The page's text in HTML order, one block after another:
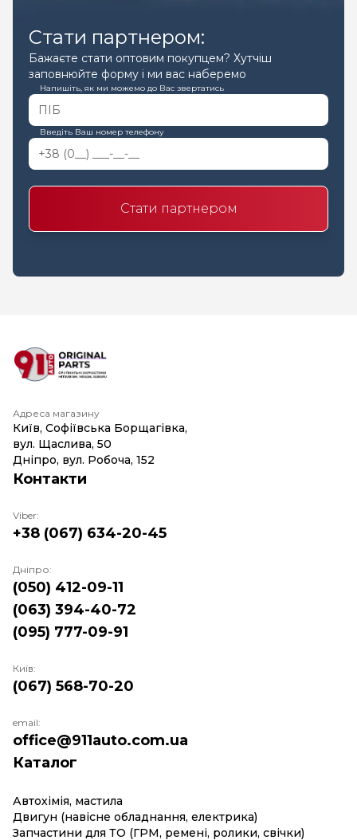
Стати партнером:
Бажаєте стати оптовим покупцем? Хутчіш
заповнюйте форму і ми вас наберемо
Напишіть, як ми можемо до Вас звертатись
Введіть Ваш номер телефону
Стати партнером
Адреса магазину
Київ, Софіївська Борщагівка,
вул. Щаслива, 50
Дніпро, вул. Робоча, 152
Каталог
Автохімія, мастила
Двигун (навісне обладнання, електрика)
Запчастини для ТО (ГРМ, ремені, ролики, свічки)
Контакти
Viber:
+38 (067) 634-20-45
Дніпро:
(050) 412-09-11
(063) 394-40-72
(095) 777-09-91
Київ:
(067) 568-70-20
email:
office@911auto.com.ua